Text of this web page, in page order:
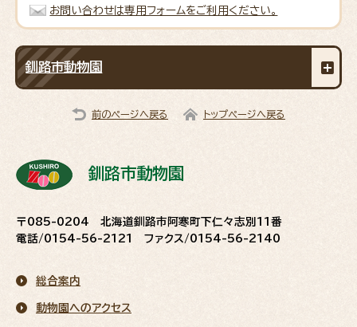
お問い合わせは専用フォームをご利用ください。
釧路市動物園
前のページへ戻る トップページへ戻る
釧路市動物園
〒085-0204 北海道釧路市阿寒町下仁々志別11番
電話/0154-56-2121 ファクス/0154-56-2140
総合案内
動物園へのアクセス